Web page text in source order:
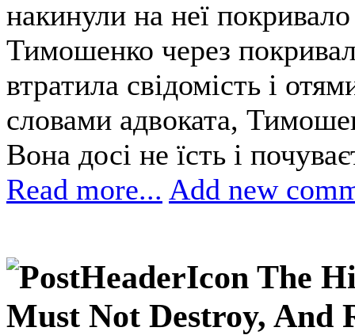
накинули на неї
Тимошенко через
втратила свідомість і
словами адвоката,
Вона досі не їсть і
Read more... Add new
The
Must Not Destroy, And